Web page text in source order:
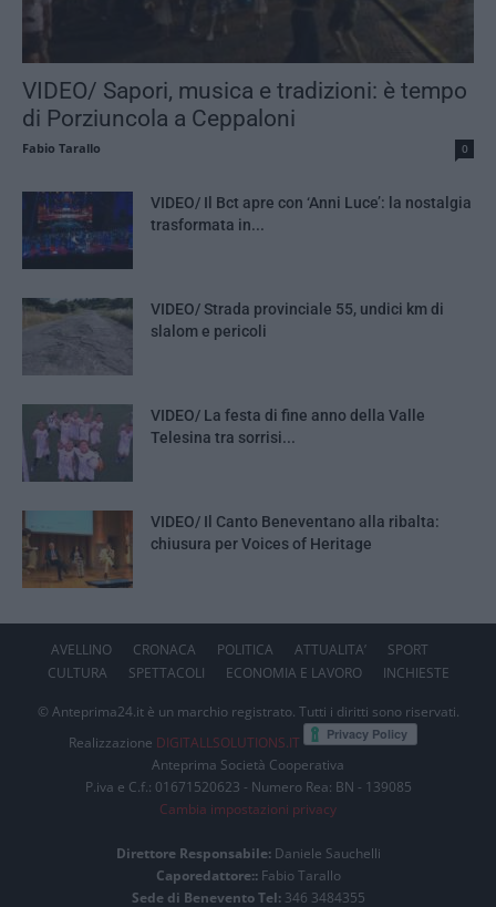
VIDEO/ Sapori, musica e tradizioni: è tempo
di Porziuncola a Ceppaloni
Fabio Tarallo 0
VIDEO/ Il Bct apre con ‘Anni Luce’: la nostalgia
trasformata in...
VIDEO/ Strada provinciale 55, undici km di
slalom e pericoli
VIDEO/ La festa di fine anno della Valle
Telesina tra sorrisi...
VIDEO/ Il Canto Beneventano alla ribalta:
chiusura per Voices of Heritage
AVELLINO CRONACA POLITICA ATTUALITA’
SPORT
CULTURA
SPETTACOLI ECONOMIA E LAVORO INCHIESTE
© Anteprima24.it è un marchio registrato. Tutti i diritti sono riservati.
Realizzazione DIGITALLSOLUTIONS.IT
Anteprima Società Cooperativa
P.iva e C.f.: 01671520623 - Numero Rea: BN - 139085
Cambia impostazioni privacy
Direttore Responsabile:Daniele Sauchelli
Caporedattore::Fabio Tarallo
Sede di Benevento Tel: 346 3484355